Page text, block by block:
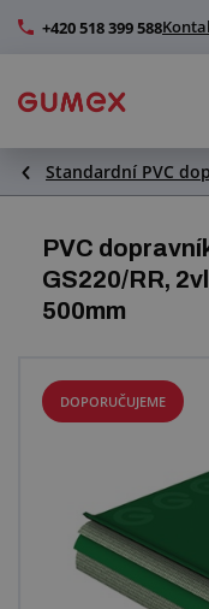
+420 518 399 588
Hadice a jejich
Profily a výroba
Technické plasty
Zlepšení pracovního
Další pryžové a
Centrum poptávek
Standardní PVC
PVC
GS220/RR,
500mm
DOPORUČUJEME